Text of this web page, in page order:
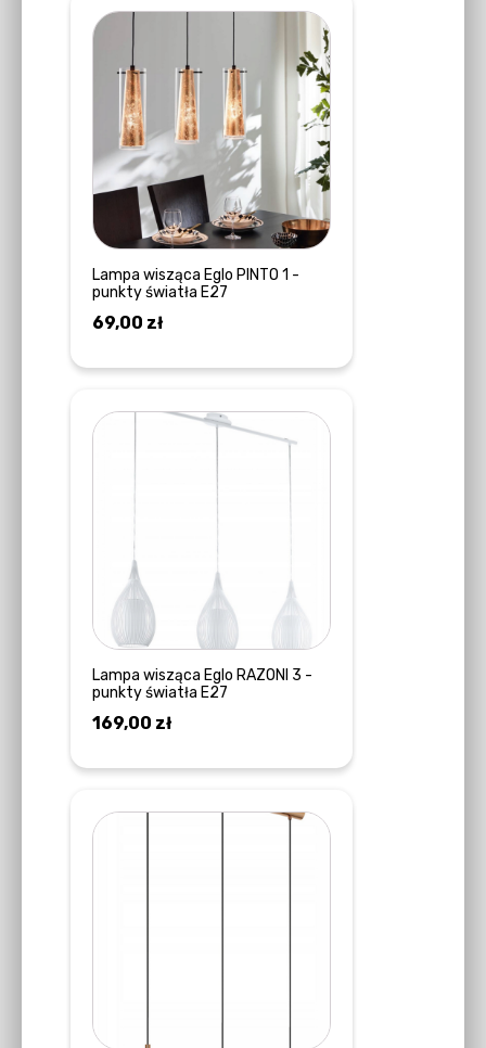
Lampa wisząca Eglo PINTO 1 -
punkty światła E27
69,00 zł
Lampa wisząca Eglo RAZONI 3 -
punkty światła E27
169,00 zł